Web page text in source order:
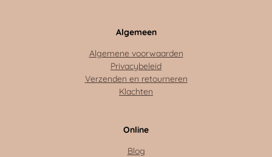
Algemeen
Algemene voorwaarden
Privacybeleid
Verzenden en retourneren
Klachten
Online
Blog